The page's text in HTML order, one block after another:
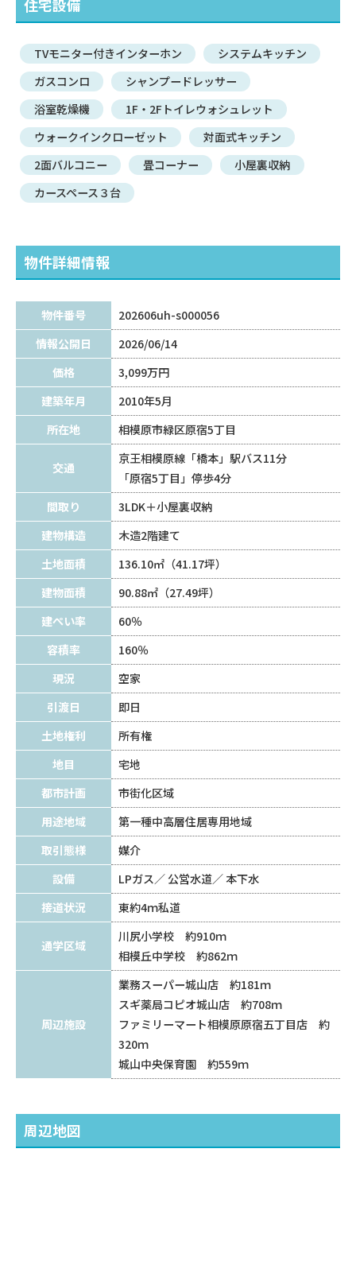
住宅設備
TVモニター付きインターホン
システムキッチン
ガスコンロ
シャンプードレッサー
浴室乾燥機
1F・2Fトイレウォシュレット
ウォークインクローゼット
対面式キッチン
2面バルコニー
畳コーナー
小屋裏収納
カースペース３台
物件詳細情報
物件番号
202606uh-s000056
情報公開日
2026/06/14
価格
3,099万円
建築年月
2010年5月
所在地
相模原市緑区原宿5丁目
交通
京王相模原線「橋本」駅バス11分
「原宿5丁目」停歩4分
間取り
3LDK＋小屋裏収納
建物構造
木造2階建て
土地面積
136.10㎡（41.17坪）
建物面積
90.88㎡（27.49坪）
建ぺい率
60％
容積率
160％
現況
空家
引渡日
即日
土地権利
所有権
地目
宅地
都市計画
市街化区域
用途地域
第一種中高層住居専用地域
取引態様
媒介
設備
LPガス 公営水道
本下水
接道状況
東約4ｍ私道
通学区域
川尻小学校 約910ｍ
相模丘中学校 約862ｍ
周辺施設
業務スーパー城山店 約181ｍ
スギ薬局コピオ城山店 約708ｍ
ファミリーマート相模原原宿五丁目店 約
320ｍ
城山中央保育園 約559ｍ
周辺地図